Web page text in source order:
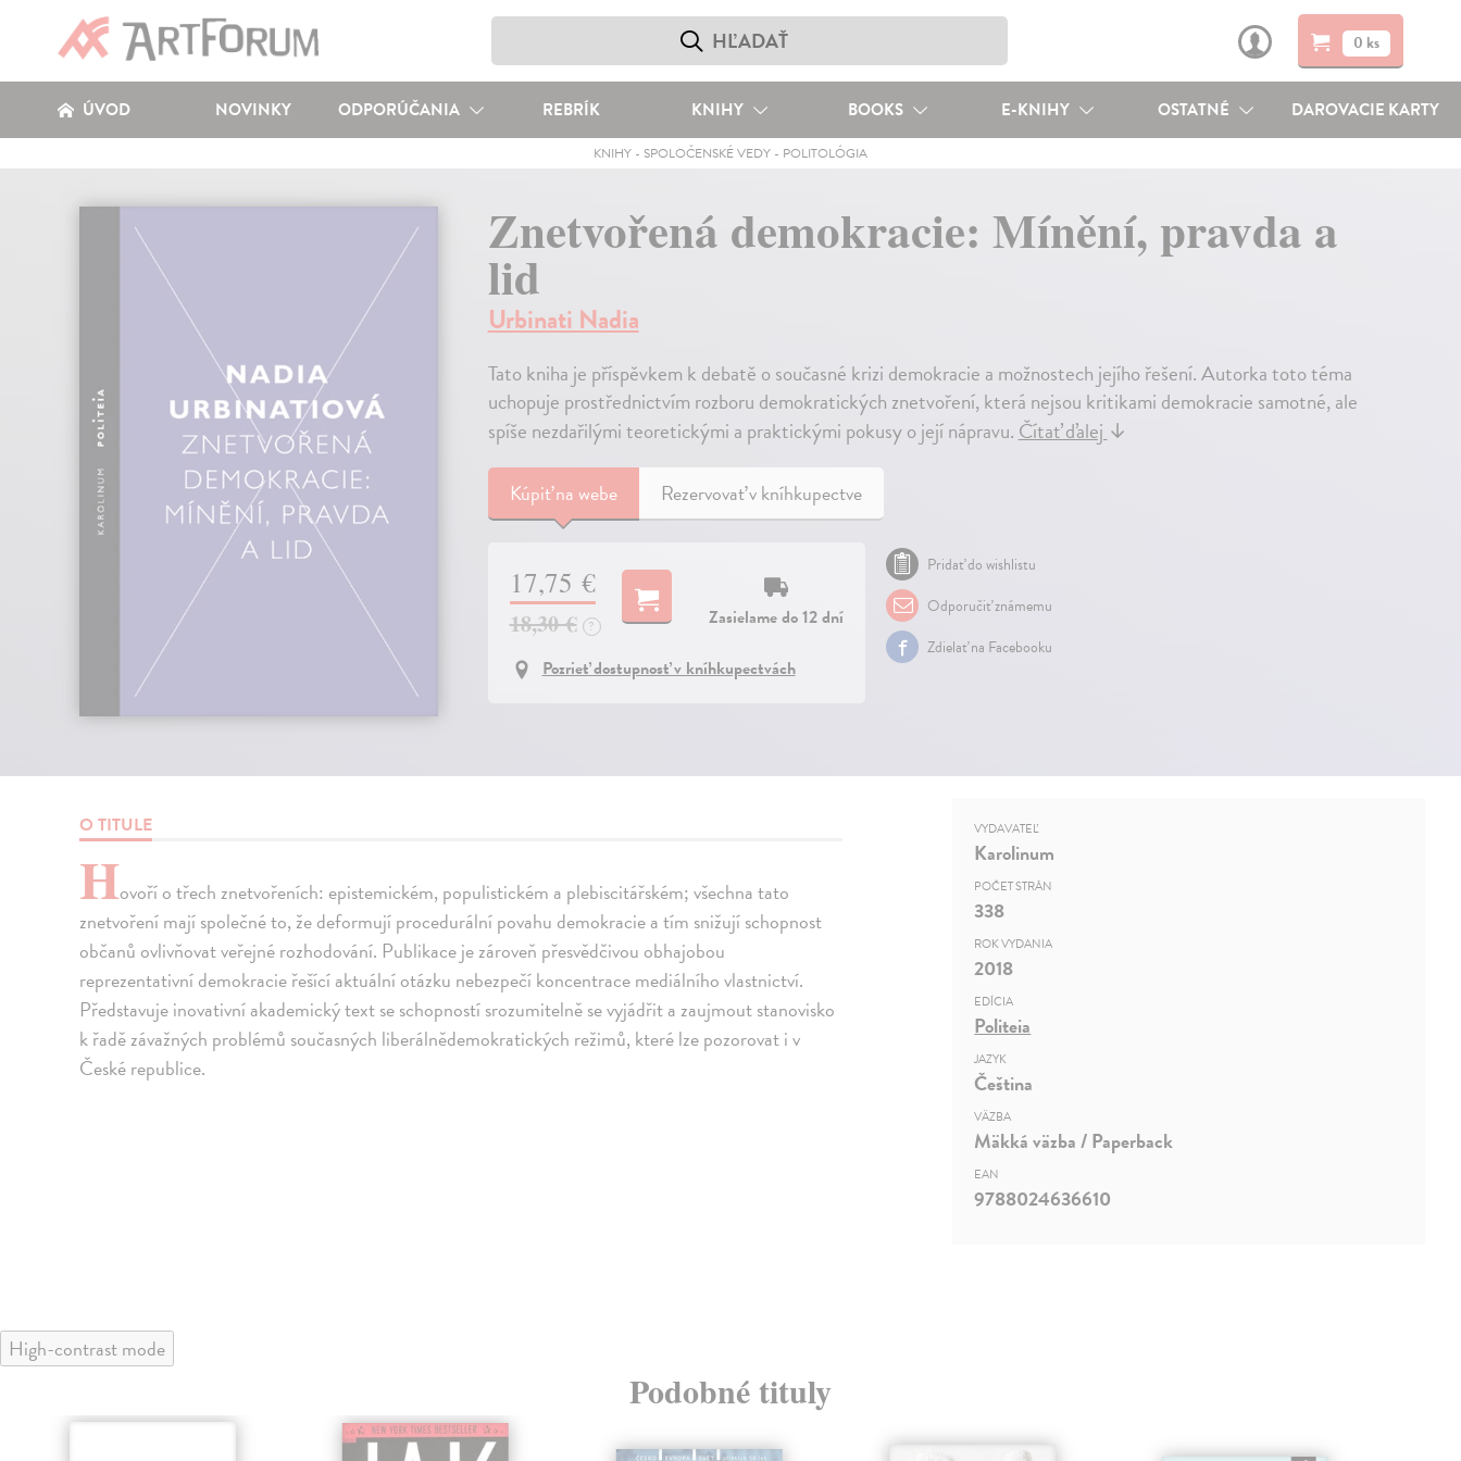
0 ks
ÚVOD NOVINKY ODPORÚČANIA REBRÍK KNIHY BOOKS E-KNIHY OSTATNÉ DAROVACIE KARTY
KNIHY- SPOLOČENSKÉ VEDY- POLITOLÓGIA
Znetvořená demokracie: Mínění, pravda a
lid
Urbinati Nadia
Tato kniha je příspěvkem k debatě o současné krizi demokracie a možnostech jejího řešení. Autorka toto téma
uchopuje prostřednictvím rozboru demokratických znetvoření, která nejsou kritikami demokracie samotné, ale
spíše nezdařilými teoretickými a praktickými pokusy o její nápravu.Čítať ďalej↓
Kúpiťna webe Rezervovať v kníhkupectve
17,75 €
18,30 € ?
Zasielame do 12 dní
Pozrieť dostupnosť v kníhkupectvách
Pridať do wishlistu
Odporučiť známemu
Zdielať na Facebooku
O TITULE
Hovoří o třech znetvořeních: epistemickém, populistickém a plebiscitářském; všechna tato
znetvoření mají společné to, že deformují procedurální povahu demokracie a tím snižují schopnost
občanů ovlivňovat veřejné rozhodování. Publikace je zároveň přesvědčivou obhajobou
reprezentativní demokracie řešící aktuální otázku nebezpečí koncentrace mediálního vlastnictví.
Představuje inovativní akademický text se schopností srozumitelně se vyjádřit a zaujmout stanovisko
k řadě závažných problémů současných liberálnědemokratických režimů, které lze pozorovat i v
České republice.
VYDAVATEĽ
Karolinum
POČET STRÁN
338
ROK VYDANIA
2018
EDÍCIA
Politeia
JAZYK
Čeština
VÄZBA
Mäkká väzba / Paperback
EAN
9788024636610
High-contrast mode
Podobné tituly